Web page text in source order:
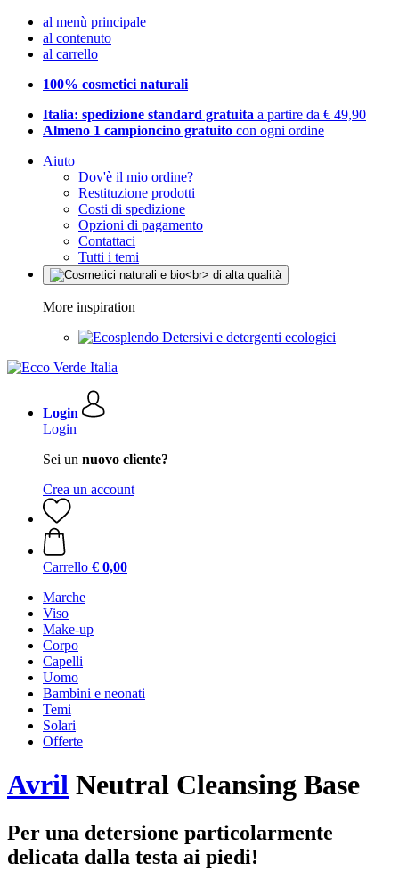
al menù principale
al contenuto
al carrello
100% cosmetici naturali
Italia: spedizione standard gratuita a partire da € 49,90
Almeno 1 campioncino gratuito con ogni ordine
Aiuto
Dov'è il mio ordine?
Restituzione prodotti
Costi di spedizione
Opzioni di pagamento
Contattaci
Tutti i temi
More inspiration
Detersivi e detergenti ecologici
Login
Login
Sei un nuovo cliente?
Crea un account
Carrello € 0,00
Marche
Viso
Make-up
Corpo
Capelli
Uomo
Bambini e neonati
Temi
Solari
Offerte
Avril Neutral Cleansing Base
Per una detersione particolarmente
delicata dalla testa ai piedi!